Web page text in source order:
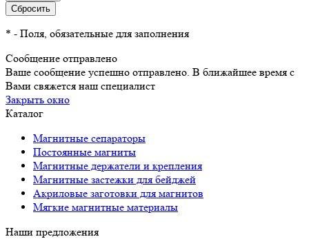
* - Поля, обязательные для заполнения
Сообщение отправлено
Ваше сообщение успешно отправлено. В ближайшее время с
Вами свяжется наш специалист
Закрыть окно
Каталог
Магнитные сепараторы
Постоянные магниты
Магнитные держатели и крепления
Магнитные застежки для бейджей
Акриловые заготовки для магнитов
Мягкие магнитные материалы
Наши предложения